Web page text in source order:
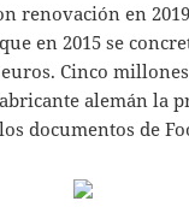
renovación en
en 2015 se
Cinco
alemán la
documentos de